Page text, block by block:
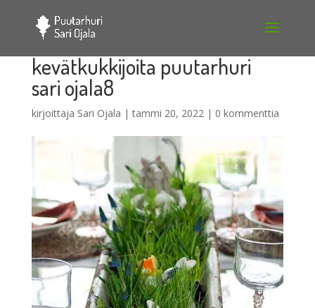
kevätkukkijoita puutarhuri
sari ojala8
kirjoittaja Sari Ojala |tammi 20, 2022| 0 kommenttia